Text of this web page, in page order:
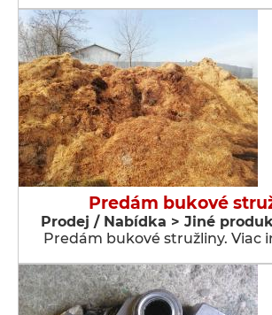
Predám bukové
Prodej / Nabídka > Jiné
Predám bukové stružliny. Viac